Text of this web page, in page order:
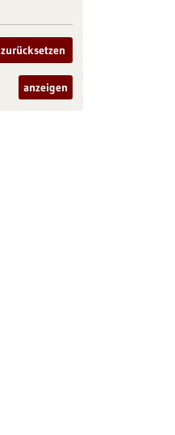
zurücksetzen
anzeigen